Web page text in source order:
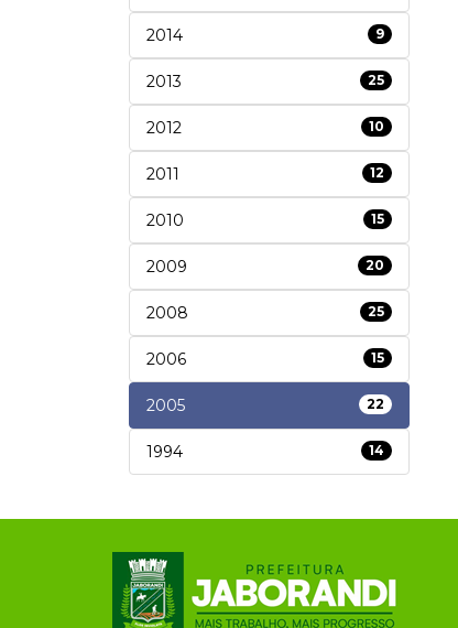
2014 9
2013 25
2012 10
2011 12
2010 15
2009 20
2008 25
2006 15
2005 22
1994 14